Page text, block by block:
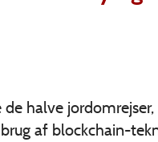
halve
af blockchain-